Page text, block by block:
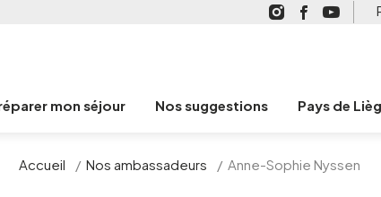
mon séjour Nos suggestions Pays de
Accueil / Nos ambassadeurs / Anne-Sophie Nyssen